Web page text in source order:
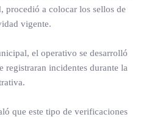
procedió a colocar los sellos de
vigente.
el operativo se desarrolló
registraran incidentes durante la
que este tipo de verificaciones